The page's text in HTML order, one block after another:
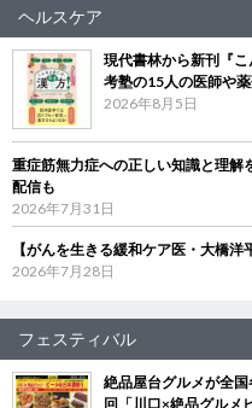
ヘルスケア
現代書林から新刊『
考塾の15人の医師や
2026年8月5日
重症筋無力症への正しい知識と理
配信も
2026年7月31日
【がんを生きる緩和ケア医・大橋
2026年7月28日
フェスティバル
絶品屋台グルメが全
回「川口×絶品グルメ